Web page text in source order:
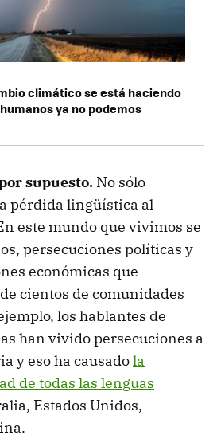
climático se está haciendo
ya no podemos
supuesto. No sólo
pérdida lingüística al
este mundo que vivimos se
persecuciones políticas y
económicas que
cientos de comunidades
los hablantes de
han vivido persecuciones a
y eso ha causadola
de todas las lenguas
Estados Unidos,